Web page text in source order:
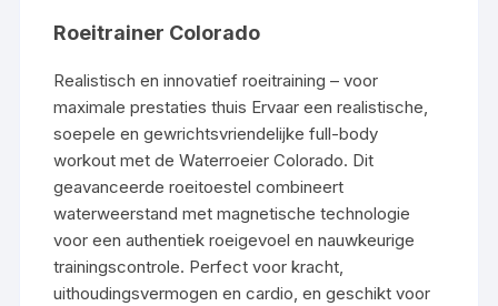
Roeitrainer Colorado
Realistisch en innovatief roeitraining – voor
maximale prestaties thuis Ervaar een realistische,
soepele en gewrichtsvriendelijke full-body
workout met de Waterroeier Colorado. Dit
geavanceerde roeitoestel combineert
waterweerstand met magnetische technologie
voor een authentiek roeigevoel en nauwkeurige
trainingscontrole. Perfect voor kracht,
uithoudingsvermogen en cardio, en geschikt voor